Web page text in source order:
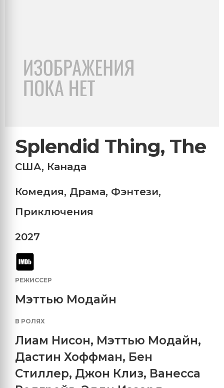
Splendid Thing, The
США, Канада
Комедия, Драма, Фэнтези,
Приключения
2027
РЕЖИССЕР
Мэттью Модайн
В РОЛЯХ
Лиам Нисон, Мэттью Модайн,
Дастин Хоффман, Бен
Стиллер, Джон Клиз, Ванесса